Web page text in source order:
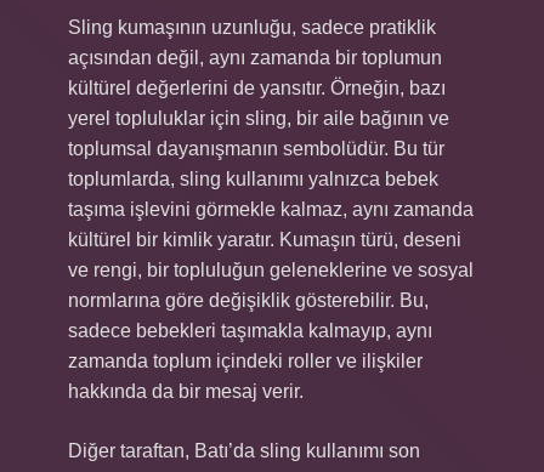
Sling kumaşının uzunluğu, sadece pratiklik
açısından değil, aynı zamanda bir toplumun
kültürel değerlerini de yansıtır. Örneğin, bazı
yerel topluluklar için sling, bir aile bağının ve
toplumsal dayanışmanın sembolüdür. Bu tür
toplumlarda, sling kullanımı yalnızca bebek
taşıma işlevini görmekle kalmaz, aynı zamanda
kültürel bir kimlik yaratır. Kumaşın türü, deseni
ve rengi, bir topluluğun geleneklerine ve sosyal
normlarına göre değişiklik gösterebilir. Bu,
sadece bebekleri taşımakla kalmayıp, aynı
zamanda toplum içindeki roller ve ilişkiler
hakkında da bir mesaj verir.
Diğer taraftan, Batı’da sling kullanımı son